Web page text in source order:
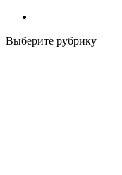
Выберите рубрику